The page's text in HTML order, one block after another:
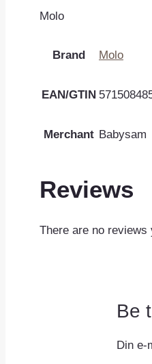
Molo
Brand Molo
EAN/GTIN
Merchant Babysam
Reviews
There are no reviews
Be
Din e-